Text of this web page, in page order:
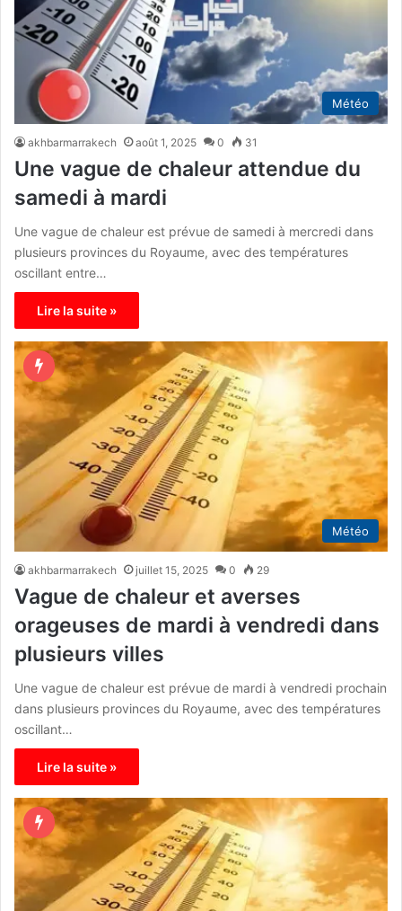
Météo
akhbarmarrakech août 1, 2025 0 31
Une vague de chaleur attendue du
samedi à mardi
Une vague de chaleur est prévue de samedi à mercredi dans
plusieurs provinces du Royaume, avec des températures
oscillant entre…
Lire la suite »
Météo
akhbarmarrakech juillet 15, 2025 0 29
Vague de chaleur et averses
orageuses de mardi à vendredi dans
plusieurs villes
Une vague de chaleur est prévue de mardi à vendredi prochain
dans plusieurs provinces du Royaume, avec des températures
oscillant…
Lire la suite »